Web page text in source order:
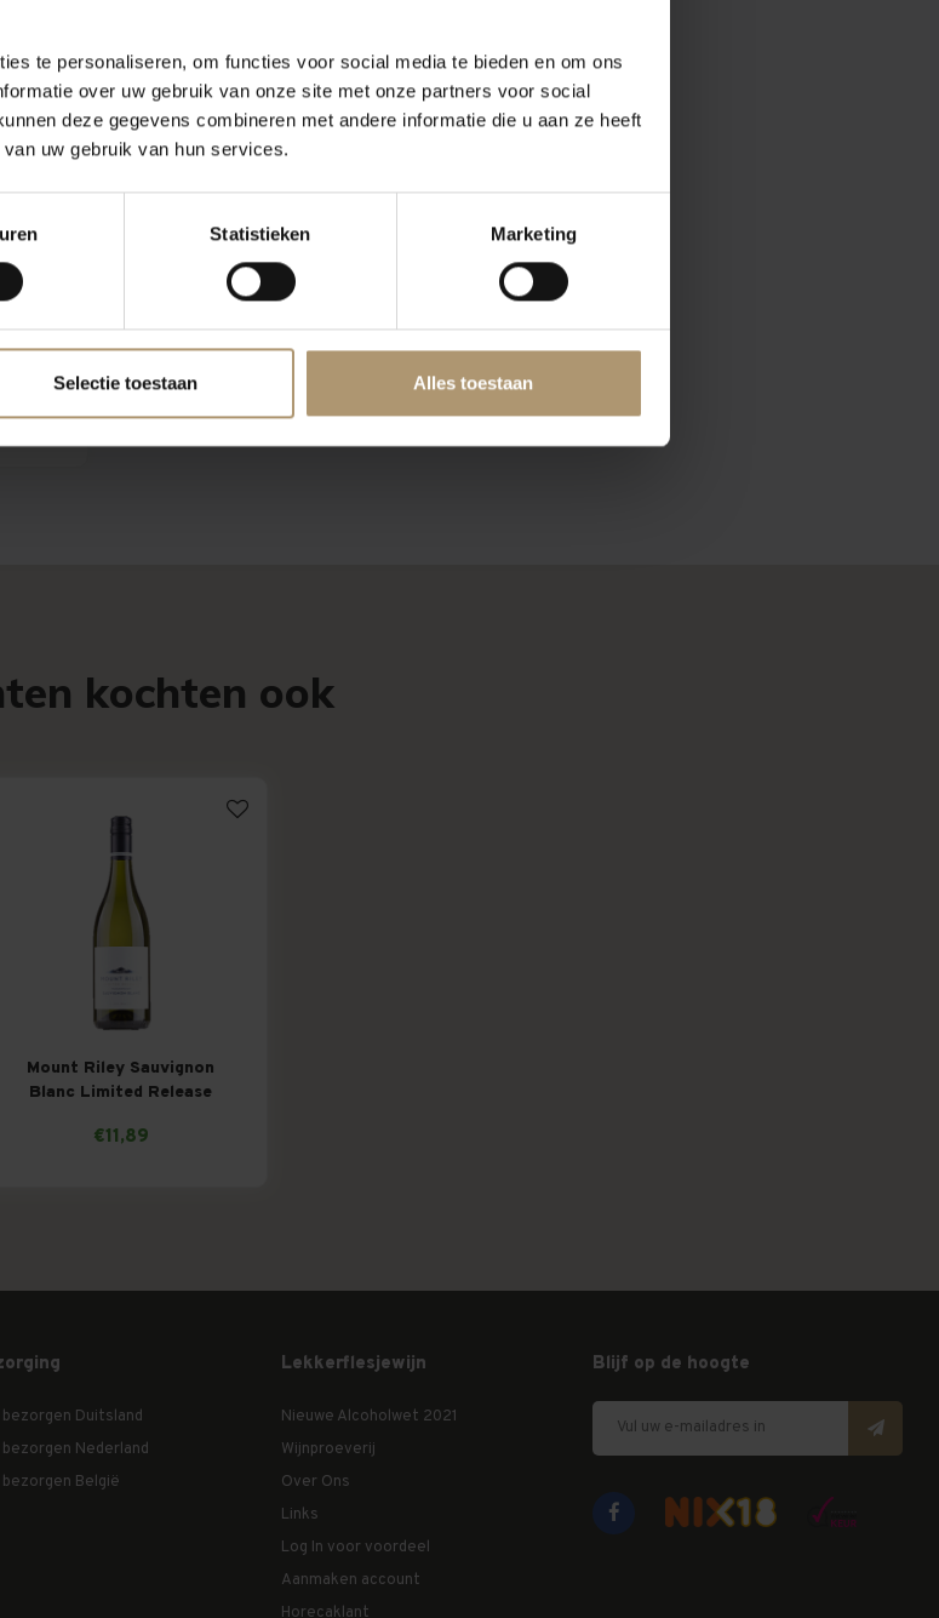
te personaliseren, om functies voor social media te bieden en om ons
over uw gebruik van onze site met onze partners voor social
deze gegevens combineren met andere informatie die u aan ze heeft
uw gebruik van hun services.
Statistieken Marketing
Selectie toestaan Alles toestaan
kochten ook
Mount Riley Sauvignon
Blanc Limited Release
€11,89
bezorgen Duitsland
bezorgen Nederland
bezorgen België
Lekkerflesjewijn
Nieuwe Alcoholwet 2021
Wijnproeverij
Over Ons
Links
Log In voor voordeel
Aanmaken account
Horecaklant
Blijf op de hoogte